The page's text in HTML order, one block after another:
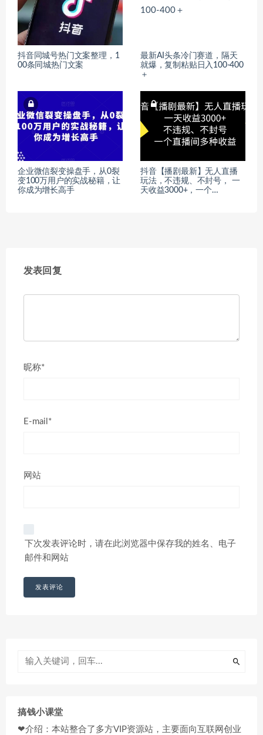
抖音同城号热门文案整理，1
00条同城热门文案
最新AI头条冷门赛道，隔天
就爆，复制粘贴日入100-400
＋
企业微信裂变操盘手，从0裂
变100万用户的实战秘籍，让
你成为增长高手
抖音【播剧最新】无人直播
玩法，不违规、不封号， 一
天收益3000+，一个…
发表回复
昵称*
E-mail*
网站
下次发表评论时，请在此浏览器中保存我的姓名、电子
邮件和网站
搞钱小课堂
❤介绍：本站整合了多方VIP资源站，主要面向互联网创业